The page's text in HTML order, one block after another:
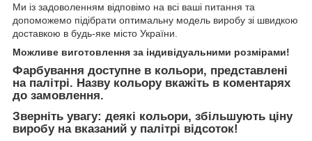
Ми із задоволенням відповімо на всі ваші питання та
допоможемо підібрати оптимальну модель виробу зі швидкою
доставкою в будь-яке місто України.
Можливе виготовлення за індивідуальними розмірами!
Фарбування доступне в кольори, представлені
на палітрі. Назву кольору вкажіть в коментарях
до замовлення.
Зверніть увагу: деякі кольори, збільшують ціну
виробу на вказаний у палітрі відсоток!